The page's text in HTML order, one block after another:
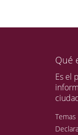
Qué
Es el
Temas